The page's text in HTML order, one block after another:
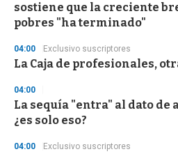
sostiene que la creciente
pobres "ha terminado"
04:00 Exclusivo suscriptores
La Caja de profesionales,
04:00
La sequía "entra" al dato de
¿es solo eso?
04:00 Exclusivo suscriptores